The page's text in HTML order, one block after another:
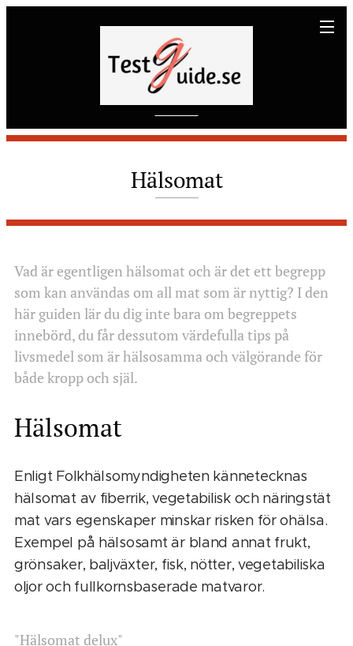
Hälsomat
Vad är egentligen hälsomat och är det ett begrepp
som kan användas om all mat som är nyttig? I den
här guiden lär du dig inte bara om begreppets
innebörd, du får dessutom värdefulla tips på
livsmedel som är hälsosamma och välgörande för
både kropp och själ.
Hälsomat
Enligt Folkhälsomyndigheten kännetecknas
hälsomat av fiberrik, vegetabilisk och näringstät
mat vars egenskaper minskar risken för ohälsa.
Exempel på hälsosamt är bland annat frukt,
grönsaker, baljväxter, fisk, nötter, vegetabiliska
oljor och fullkornsbaserade matvaror.
"Hälsomat delux"